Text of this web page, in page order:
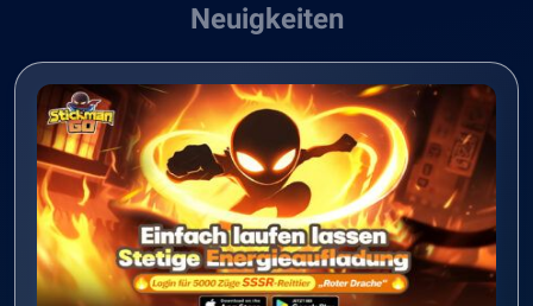
Neuigkeiten